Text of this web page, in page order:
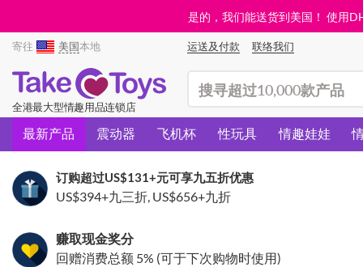
是的，我们能送货到美国！ 使用
寄往 美国本地 运送及付款 联络我们
全港最大型情趣用品连锁店
最新产品 震动器 飞机杯 性玩具 情趣娃娃
订购超过US$131+元可享九五折优惠
US$394+九三折, US$656+九折
赚取现金奖分
回赠消费总额 5% (可于下次购物时使用)